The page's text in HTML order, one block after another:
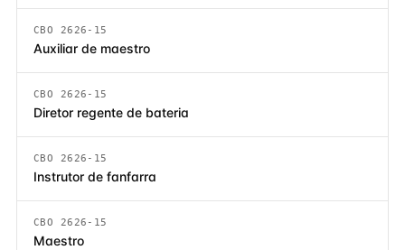
CBO 2626-15
Auxiliar de maestro
CBO 2626-15
Diretor regente de bateria
CBO 2626-15
Instrutor de fanfarra
CBO 2626-15
Maestro